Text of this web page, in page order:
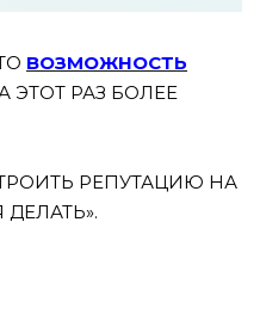
ВОЗМОЖНОСТЬ
ЭТОТ РАЗ БОЛЕЕ
РЕПУТАЦИЮ НА